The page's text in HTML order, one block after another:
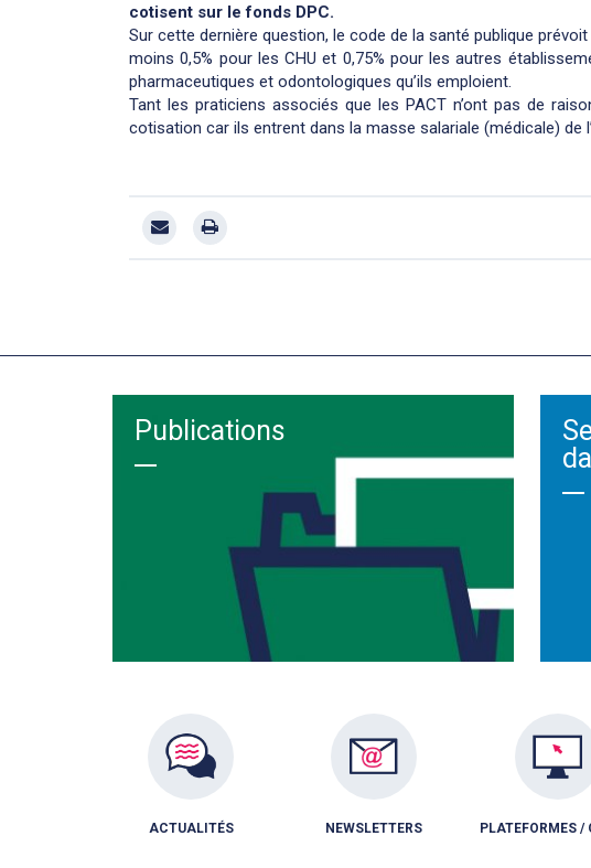
cotisent sur le fonds DPC.
Sur cette dernière question, le code de la santé publique
moins 0,5% pour les CHU et 0,75% pour les autres
pharmaceutiques et odontologiques qu’ils emploient.
Tant les praticiens associés que les PACT n’ont pas de
cotisation car ils entrent dans la masse salariale (médicale) de
Publications
ACTUALITÉS NEWSLETTERS PLATEFORMES /